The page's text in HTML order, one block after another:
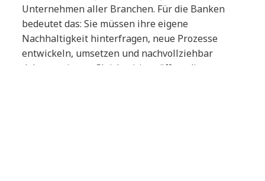
Unternehmen aller Branchen. Für die Banken
bedeutet das: Sie müssen ihre eigene
Nachhaltigkeit hinterfragen, neue Prozesse
entwickeln, umsetzen und nachvollziehbar
dokumentieren. Gleichzeitig eröffnet die